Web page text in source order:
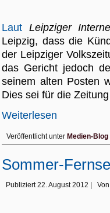
Laut Leipziger
Leipzig, dass die
der Leipziger
das Gericht jedoch
seinem alten Posten
Dies sei für die
Weiterlesen
Veröffentlicht unter Medien-Blog
Sommer-
Publiziert 22. August 2012 Von